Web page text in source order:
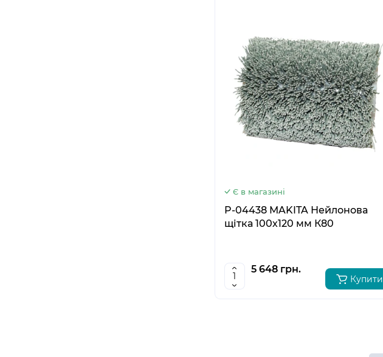
Є в магазині
P-04438 MAKITA Нейлонова
щітка 100х120 мм К80
5 648 грн.
Купити